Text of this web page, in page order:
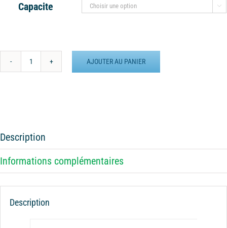
Capacite 
quantité
Tartan
vert
AJOUTER AU PANIER
Description
Informations complémentaires
Description